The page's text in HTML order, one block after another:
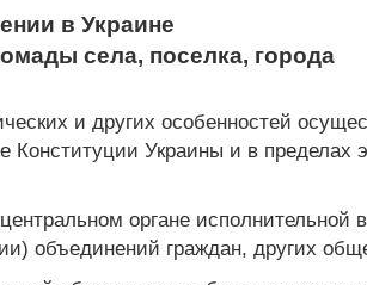
в Украине
села, поселка, города
и других особенностей
Украины и в пределах
органе
объединений граждан, других